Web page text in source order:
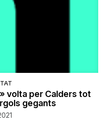
volta per Calders tot
gegants